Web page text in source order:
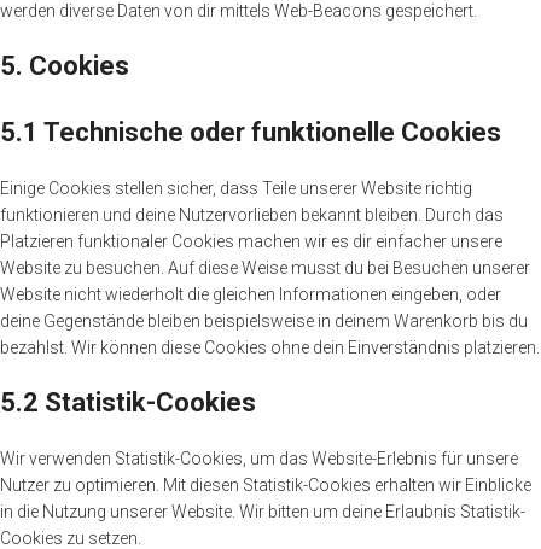
werden diverse Daten von dir mittels Web-Beacons gespeichert.
5. Cookies
5.1 Technische oder funktionelle Cookies
Einige Cookies stellen sicher, dass Teile unserer Website richtig
funktionieren und deine Nutzervorlieben bekannt bleiben. Durch das
Platzieren funktionaler Cookies machen wir es dir einfacher unsere
Website zu besuchen. Auf diese Weise musst du bei Besuchen unserer
Website nicht wiederholt die gleichen Informationen eingeben, oder
deine Gegenstände bleiben beispielsweise in deinem Warenkorb bis du
bezahlst. Wir können diese Cookies ohne dein Einverständnis platzieren.
5.2 Statistik-Cookies
Wir verwenden Statistik-Cookies, um das Website-Erlebnis für unsere
Nutzer zu optimieren. Mit diesen Statistik-Cookies erhalten wir Einblicke
in die Nutzung unserer Website. Wir bitten um deine Erlaubnis Statistik-
Cookies zu setzen.